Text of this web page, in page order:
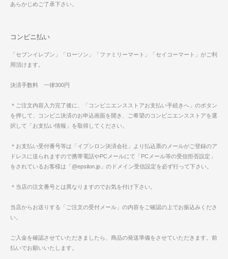
あらかじめご了承下さい。
コンビニ払い
「セブンイレブン」「ローソン」「ファミリーマート」「セイコーマート」がご利
用頂けます。
決済手数料 一律300円
＊ご注文内容入力完了後に、「コンビニエンスストアお支払い手続きへ」のボタン
を押して、コンビニ決済のお申込画面を開き、ご希望のコンビニエンスストアを選
択して「お支払い情報」を取得してください。
＊お支払い受付番号等は「イプシロン決済会社」より払込票のメールがご登録のア
ドレスに送られますので携帯電話やPCメールにて「PCメール等の受信拒否設定」
をされているお客様は「@epsilon.jp」のドメイン受信設定を必ず行って下さい。
＊当店の注文番号とは異なりますのでお気を付け下さい。
当店からお送りする「ご注文の受付メール」の内容をご確認の上でお振込みくださ
い。
ご入金を確認させていただきましたら、商品の発送準備をさせていただきます。前
払いでお願いいたします。